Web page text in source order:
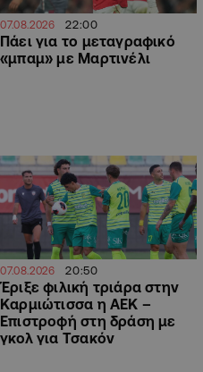
07.08.2026 22:00
Πάει για το μεταγραφικό
«μπαμ» με Μαρτινέλι
07.08.2026 20:50
Έριξε φιλική τριάρα στην
Καρμιώτισσα η ΑΕΚ –
Επιστροφή στη δράση με
γκολ για Τσακόν